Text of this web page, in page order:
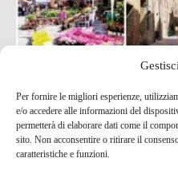
Per fornire le migliori esperienze,
e/o accedere alle informazioni del
permetterà di elaborare dati come il
sito. Non acconsentire o ritirare il
caratteristiche e funzioni.
Cosa vedere a Casole
artisti